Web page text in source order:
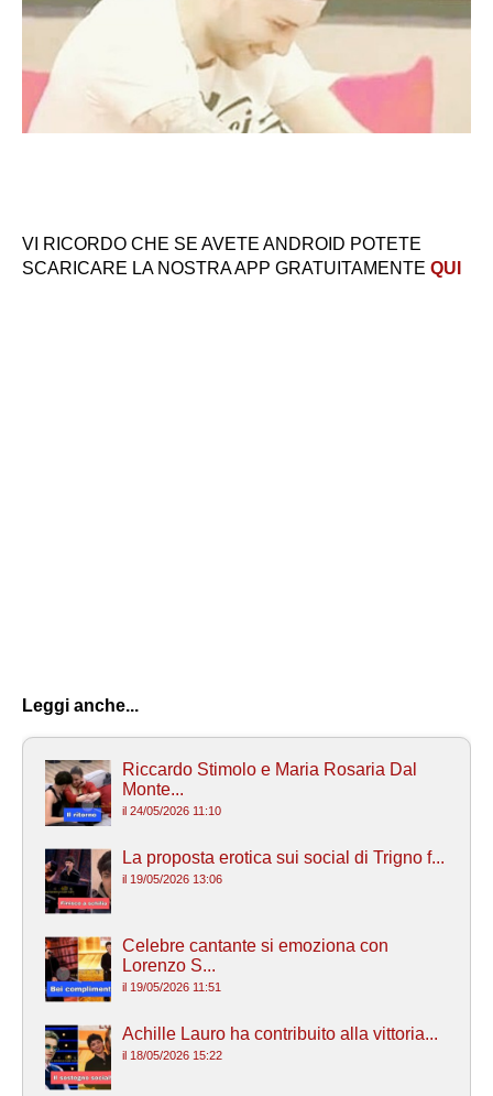
VI RICORDO CHE SE AVETE ANDROID POTETE
SCARICARE LA NOSTRA APP GRATUITAMENTE QUI
Leggi anche...
Riccardo Stimolo e Maria Rosaria Dal
Monte...
il 24/05/2026 11:10
La proposta erotica sui social di Trigno f...
il 19/05/2026 13:06
Celebre cantante si emoziona con
Lorenzo S...
il 19/05/2026 11:51
Achille Lauro ha contribuito alla vittoria...
il 18/05/2026 15:22